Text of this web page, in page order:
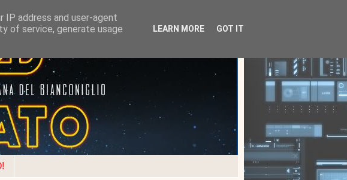
IP address and user-agent
of service, generate usage
LEARN MORE GOT IT